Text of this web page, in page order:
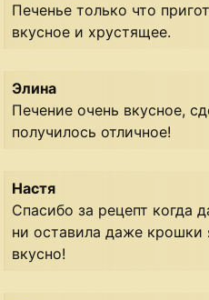
Печенье только что
вкусное и хрустящее.
Элина
Печение очень вкусное,
получилось отличное!
Настя
Спасибо за рецепт когда
ни оставила даже крошки
вкусно!